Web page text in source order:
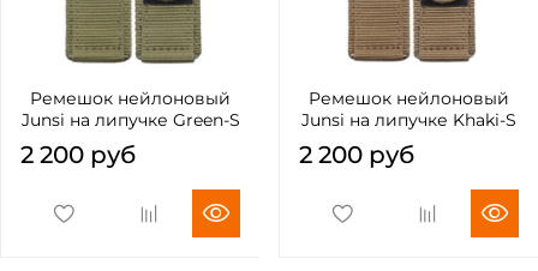
Ремешок нейлоновый
Junsi на липучке Green-S
2 200 руб
Ремешок нейлоновый
Junsi на липучке Khaki-S
2 200 руб